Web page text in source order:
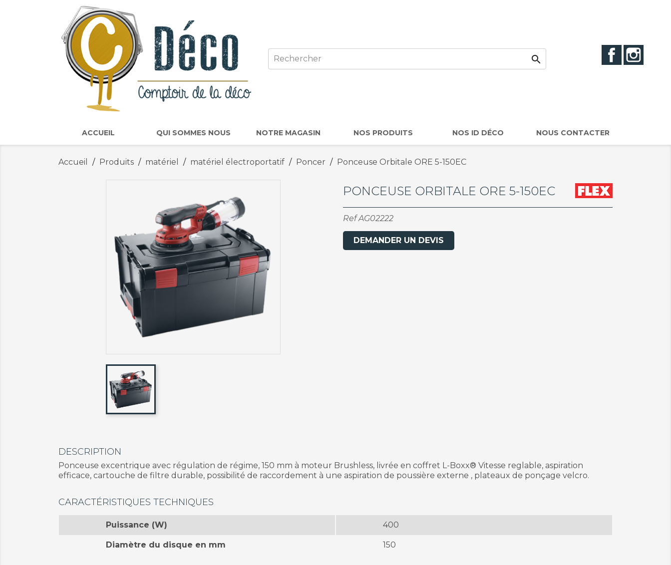

Facebook
ACCUEIL QUI SOMMES NOUS NOTRE MAGASIN NOS PRODUITS NOS ID DÉCO NOUS CONTACTER
Accueil Produits matériel matériel électroportatif Poncer Ponceuse Orbitale ORE 5-150EC
PONCEUSE ORBITALE ORE 5-150EC
Ref AG02222
DEMANDER UN DEVIS
DESCRIPTION
Ponceuse excentrique avec régulation de régime, 150 mm à moteur Brushless, livrée en coffret L-Boxx® Vitesse reglable, aspiration
efficace, cartouche de filtre durable, possibilité de raccordement à une aspiration de poussière externe , plateaux de ponçage velcro.
CARACTÉRISTIQUES TECHNIQUES
Puissance (W) 400
Diamètre du disque en mm 150